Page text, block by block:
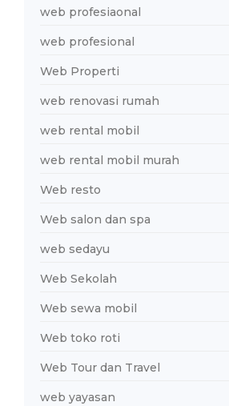
web profesiaonal
web profesional
Web Properti
web renovasi rumah
web rental mobil
web rental mobil murah
Web resto
Web salon dan spa
web sedayu
Web Sekolah
Web sewa mobil
Web toko roti
Web Tour dan Travel
web yayasan